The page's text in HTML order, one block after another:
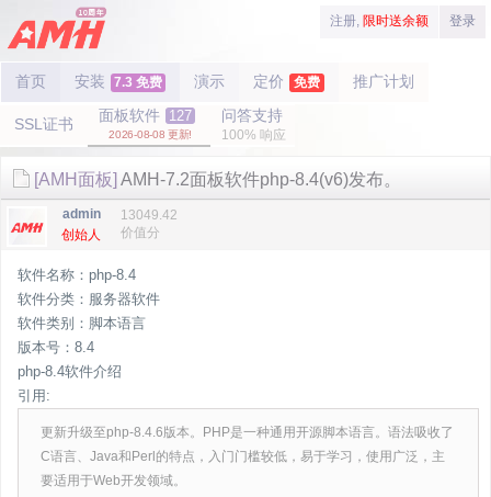
注册, 限时送余额 登录
首页 安装 7.3 免费 演示 定价 免费 推广计划
SSL证书 面板软件 127
2026-08-08 更新!
问答支持
100% 响应
[AMH面板] AMH-7.2面板软件php-8.4(v6)发布。
admin
创始人
13049.42
价值分
软件名称：php-8.4
软件分类：服务器软件
软件类别：脚本语言
版本号：8.4
php-8.4软件介绍
引用:
更新升级至php-8.4.6版本。PHP是一种通用开源脚本语言。语法吸收了
C语言、Java和Perl的特点，入门门槛较低，易于学习，使用广泛，主
要适用于Web开发领域。